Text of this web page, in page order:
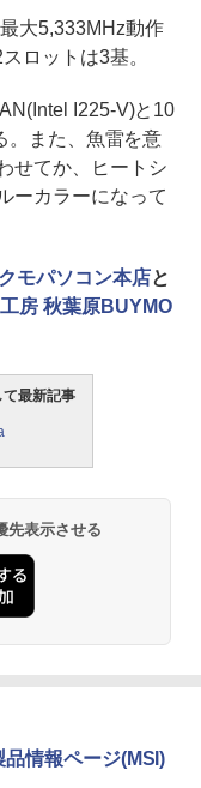
大5,333MHz動作
ロットは3基。
I225-V)と10
。また、魚雷を意
せてか、ヒートシ
ーカラーになって
モパソコン本店と
房 秋葉原BUYMO
最新記事
先表示させる
情報ページ(MSI)